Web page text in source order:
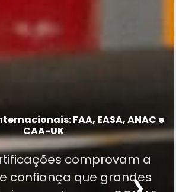
em MRO desde 1977
em décadas de
e dedicação
FAA, EASA, ANAC e
CAA-UK
comprovam a
confiança que grandes
part numbers em nossa
Capability List
em trens de pouso,
hélice, componentes
pneumáticos,
❯